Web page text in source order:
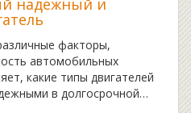
надежный и
факторы,
автомобильных
какие типы двигателей
в долгосрочной